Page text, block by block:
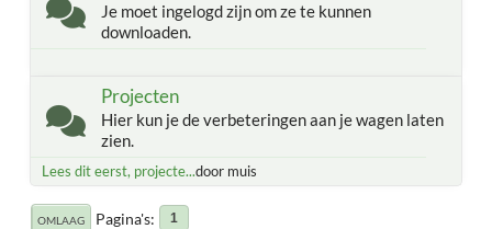
Je moet ingelogd zijn om ze te kunnen
downloaden.
Projecten
Hier kun je de verbeteringen aan je wagen laten
zien.
Lees dit eerst, projecte...door muis
OMLAAG Pagina's 1